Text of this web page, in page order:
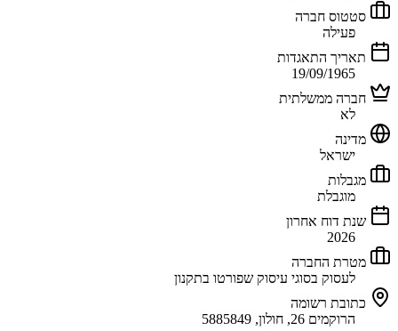
סטטוס חברה
פעילה
תאריך התאגדות
19/09/1965
חברה ממשלתית
לא
מדינה
ישראל
מגבלות
מוגבלת
שנת דוח אחרון
2026
מטרת החברה
לעסוק בסוגי עיסוק שפורטו בתקנון
כתובת רשומה
הרוקמים 26, חולון, 5885849